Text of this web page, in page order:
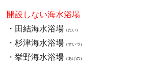
開設しない海水浴場
・田結海水浴場 （たい）
・杉津海水浴場 （すいづ）
・挙野海水浴場 （あげの）